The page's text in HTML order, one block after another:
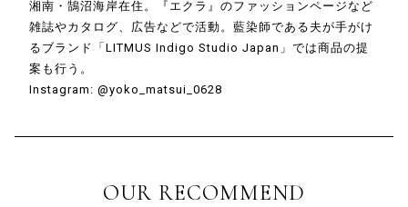
湘南・鵠沼海岸在住。『エクラ』のファッションページなど
雑誌やカタログ、広告などで活動。藍染師である夫が手がけ
るブランド「LITMUS Indigo Studio Japan」では商品の提
案も行う。
Instagram: @yoko_matsui_0628
OUR RECOMMEND